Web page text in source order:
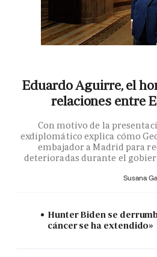
Eduardo Aguirre, el
relaciones entre
Con motivo de la
exdiplomático explica cómo
embajador a Madrid para
deterioradas durante el
Susana
Hunter Biden se
cáncer se ha extendido»